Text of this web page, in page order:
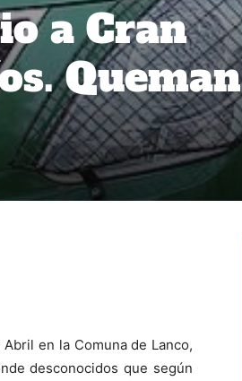
a Cran
Queman
en la Comuna de Lanco,
desconocidos que según